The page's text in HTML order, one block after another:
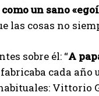
un sano
las cosas no
sobre él: “A
cada
Vittorio